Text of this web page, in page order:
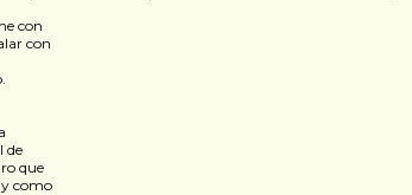
con
con
de
que
y como